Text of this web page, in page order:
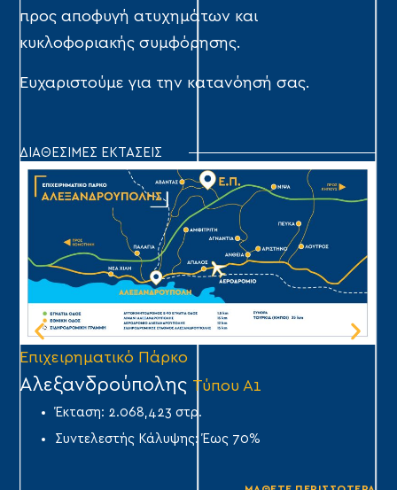
προς αποφυγή ατυχημάτων και
κυκλοφοριακής συμφόρησης.
Ευχαριστούμε για την κατανόησή σας.
ΔΙΑΘΕΣΙΜΕΣ ΕΚΤΑΣΕΙΣ
Επιχειρηματικό Πάρκο
Αλεξανδρούπολης Τύπου Α1
Έκταση: 2.068,423 στρ.
Συντελεστής Κάλυψης: Έως 70%